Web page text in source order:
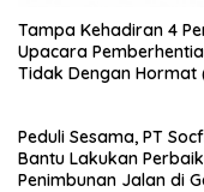
Tampa Kehadiran 4
Upacara
Tidak Dengan Hormat
Peduli Sesama, PT
Bantu Lakukan
Penimbunan Jalan di